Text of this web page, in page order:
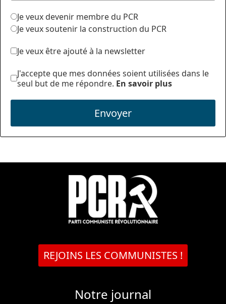
Je veux devenir membre du PCR
Je veux soutenir la construction du PCR
Je veux être ajouté à la newsletter
J'accepte que mes données soient utilisées dans le
seul but de me répondre. En savoir plus
Envoyer
REJOINS LES COMMUNISTES !
Notre journal